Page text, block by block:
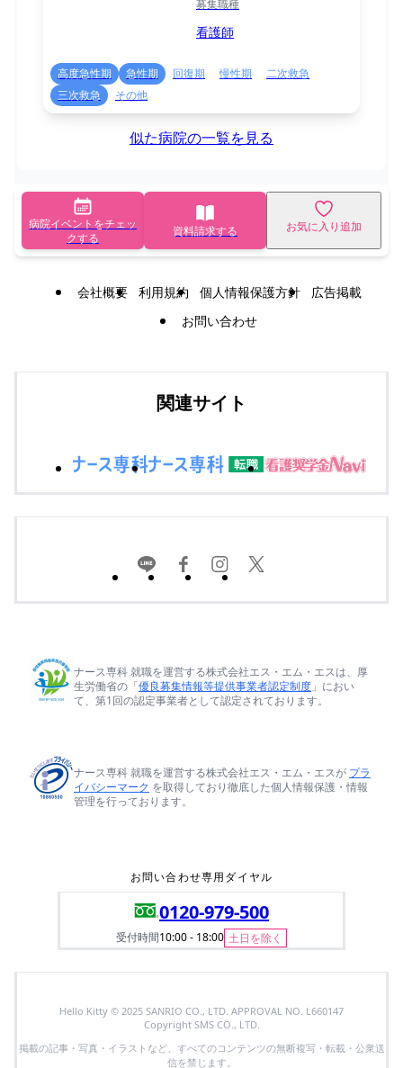
募集職種
看護師
高度急性期 急性期 回復期 慢性期
二次救急
三次救急
その他
似た病院の一覧を見る
病院イベントをチェッ
クする
資料請求する お気に入り追加
会社概要 利用規約 個人情報保護方針
広告掲載
お問い合わせ
関連サイト
ナース専科 就職を運営する株式会社エス・エム・エスは、厚
生労働省の「優良募集情報等提供事業者認定制度 」におい
て、第1回の認定事業者として認定されております。
ナース専科 就職を運営する株式会社エス・エム・エスが プラ
イバシーマーク を取得しており徹底した個人情報保護・情報
管理を行っております。
お問い合わせ専用ダイヤル
0120-979-500
受付時間10:00 - 18:00 土日を除く
Hello Kitty © 2025 SANRIO CO., LTD. APPROVAL NO. L660147
Copyright SMS CO., LTD.
掲載の記事・写真・イラストなど、すべてのコンテンツの無断複写・転載・公衆送
信を禁じます。